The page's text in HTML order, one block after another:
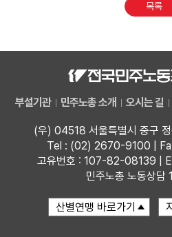
목록
부설기관 민주노총 소개 오시는 길
(우) 04518 서울특별시 중구
Tel : (02) 2670-9100 |
고유번호 : 107-82-08139 |
민주노총 노동상